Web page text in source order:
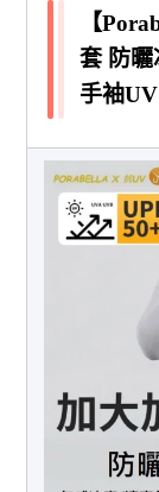
【
套 防
手袖